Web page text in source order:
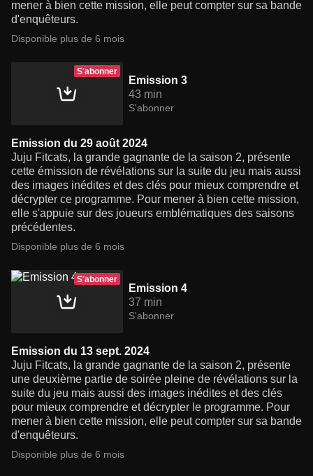
mener à bien cette mission, elle peut compter sur sa bande
d'enquêteurs.
Disponible plus de 6 mois
S'abonner
Emission 3
43 min
S'abonner
Emission du 29 août 2024
Juju Fitcats, la grande gagnante de la saison 2, présente
cette émission de révélations sur la suite du jeu mais aussi
des images inédites et des clés pour mieux comprendre et
décrypter ce programme. Pour mener à bien cette mission,
elle s'appuie sur des joueurs emblématiques des saisons
précédentes.
Disponible plus de 6 mois
S'abonner
Emission 4
37 min
S'abonner
Emission du 13 sept. 2024
Juju Fitcats, la grande gagnante de la saison 2, présente
une deuxième partie de soirée pleine de révélations sur la
suite du jeu mais aussi des images inédites et des clés
pour mieux comprendre et décrypter le programme. Pour
mener à bien cette mission, elle peut compter sur sa bande
d'enquêteurs.
Disponible plus de 6 mois